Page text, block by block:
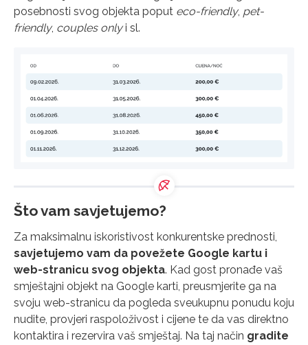
posebnosti svog objekta poput eco-friendly, pet-
friendly, couples onlyi sl.
Što vam savjetujemo?
Za maksimalnu iskoristivost konkurentske prednosti,
savjetujemo vam da povežete Google kartu i
web-stranicu svog objekta. Kad gost pronađe vaš
smještajni objekt na Google karti, preusmjerite ga na
svoju web-stranicu da pogleda sveukupnu ponudu koju
nudite, provjeri raspoloživost i cijene te da vas direktno
kontaktira i rezervira vaš smještaj. Na taj način gradite